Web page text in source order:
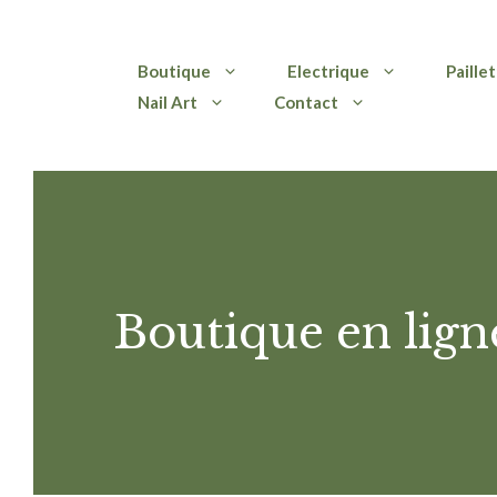
Boutique Electrique
Nail Art
Contact
Boutique en